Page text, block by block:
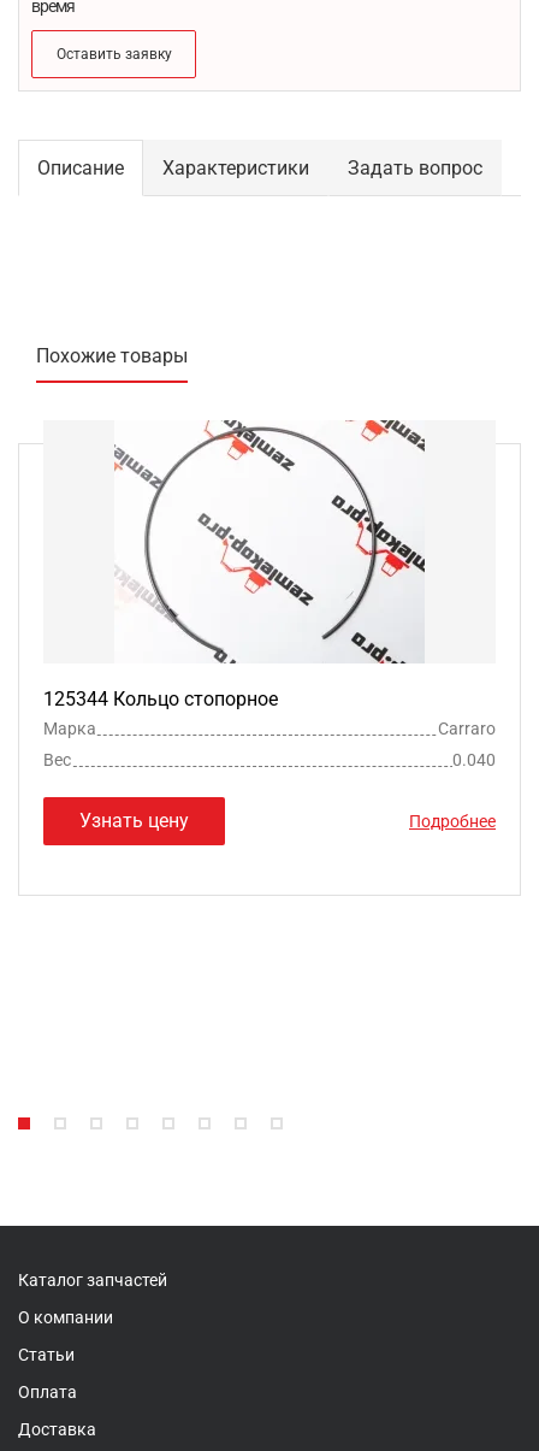
время
Оставить заявку
Описание Характеристики Задать вопрос
Похожие товары
125344 Кольцо стопорное
Марка
Carraro
Вес
0.040
Узнать цену Подробнее
Каталог запчастей
О компании
Статьи
Оплата
Доставка